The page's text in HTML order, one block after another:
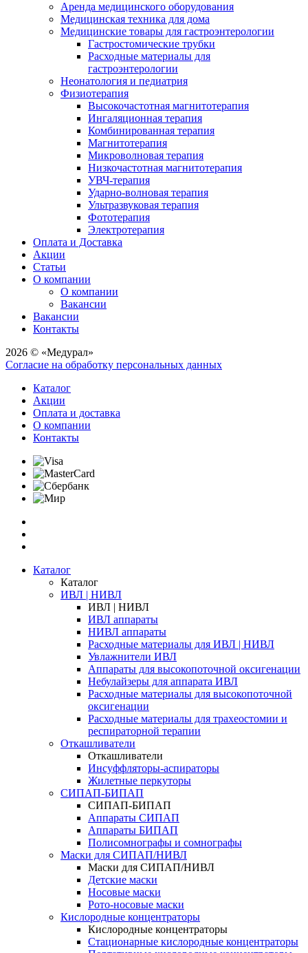
Аренда медицинского оборудования
Медицинская техника для дома
Медицинские товары для гастроэнтерологии
Гастростомические трубки
Расходные материалы для
гастроэнтерологии
Неонатология и педиатрия
Физиотерапия
Высокочастотная магнитотерапия
Ингаляционная терапия
Комбинированная терапия
Магнитотерапия
Микроволновая терапия
Низкочастотная магнитотерапия
УВЧ-терапия
Ударно-волновая терапия
Ультразвуковая терапия
Фототерапия
Электротерапия
Оплата и Доставка
Акции
Статьи
О компании
О компании
Вакансии
Вакансии
Контакты
2026 © «Медурал»
Согласие на обработку персональных данных
Каталог
Акции
Оплата и доставка
О компании
Контакты
Каталог
Каталог
ИВЛ | НИВЛ
ИВЛ | НИВЛ
ИВЛ аппараты
НИВЛ аппараты
Расходные материалы для ИВЛ | НИВЛ
Увлажнители ИВЛ
Аппараты для высокопоточной оксигенации
Небулайзеры для аппарата ИВЛ
Расходные материалы для высокопоточной
оксигенации
Расходные материалы для трахеостомии и
респираторной терапии
Откашливатели
Откашливатели
Инсуффляторы-аспираторы
Жилетные перкуторы
CИПАП-БИПАП
CИПАП-БИПАП
Аппараты СИПАП
Аппараты БИПАП
Полисомнографы и сомнографы
Маски для СИПАП/НИВЛ
Маски для СИПАП/НИВЛ
Детские маски
Носовые маски
Рото-носовые маски
Кислородные концентраторы
Кислородные концентраторы
Стационарные кислородные концентраторы